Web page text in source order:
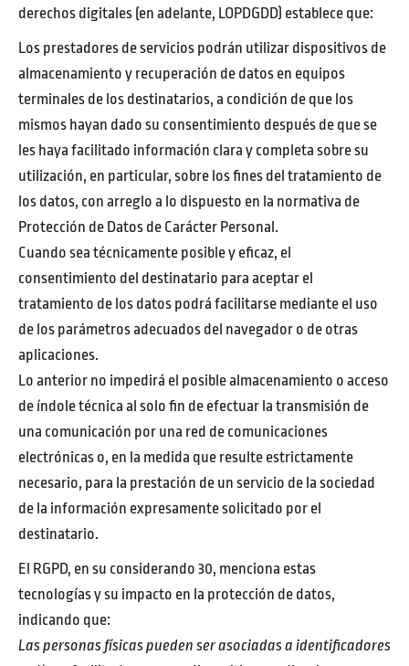
derechos digitales (en adelante, LOPDGDD) establece que:
Los prestadores de servicios podrán utilizar dispositivos de
almacenamiento y recuperación de datos en equipos
terminales de los destinatarios, a condición de que los
mismos hayan dado su consentimiento después de que se
les haya facilitado información clara y completa sobre su
utilización, en particular, sobre los fines del tratamiento de
los datos, con arreglo a lo dispuesto en la normativa de
Protección de Datos de Carácter Personal.
Cuando sea técnicamente posible y eficaz, el
consentimiento del destinatario para aceptar el
tratamiento de los datos podrá facilitarse mediante el uso
de los parámetros adecuados del navegador o de otras
aplicaciones.
Lo anterior no impedirá el posible almacenamiento o acceso
de índole técnica al solo fin de efectuar la transmisión de
una comunicación por una red de comunicaciones
electrónicas o, en la medida que resulte estrictamente
necesario, para la prestación de un servicio de la sociedad
de la información expresamente solicitado por el
destinatario.
El RGPD, en su considerando 30, menciona estas
tecnologías y su impacto en la protección de datos,
indicando que:
Las personas físicas pueden ser asociadas a identificadores